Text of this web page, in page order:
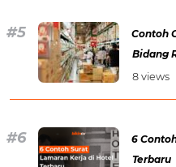
Contoh
Bidang
8 views
6
Terbaru